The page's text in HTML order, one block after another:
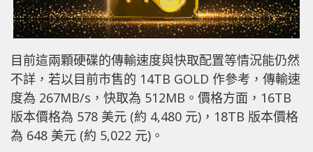
目前這兩顆硬碟的傳輸速度與快取配置等情況能仍然
不詳，若以目前市售的 14TB GOLD 作參考，傳輸速
度為 267MB/s，快取為 512MB。價格方面，16TB
版本價格為 578 美元 (約 4,480 元)，18TB 版本價格
為 648 美元 (約 5,022 元)。